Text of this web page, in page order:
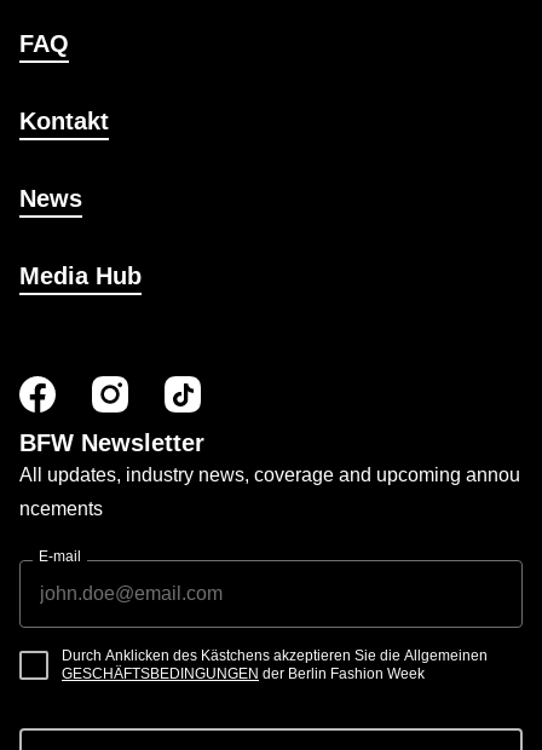
FAQ
Kontakt
News
Media Hub
BFW Newsletter
All updates, industry news, coverage and upcoming annou
ncements
E-mail
Durch Anklicken des Kästchens akzeptieren Sie die Allgemeinen
GESCHÄFTSBEDINGUNGEN der Berlin Fashion Week